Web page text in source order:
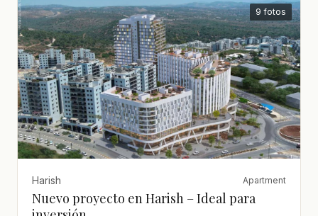
9 fotos
Harish Apartment
Nuevo proyecto en Harish – Ideal para